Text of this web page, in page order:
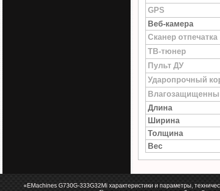
GPS
Веб-камера
Сканер
ТВ-тюнер
Пульт ДУ
Ударопрочный
Длина
Ширина
Толщина
Вес
«EMachines G730G-333G32Mi характеристики и параметры,